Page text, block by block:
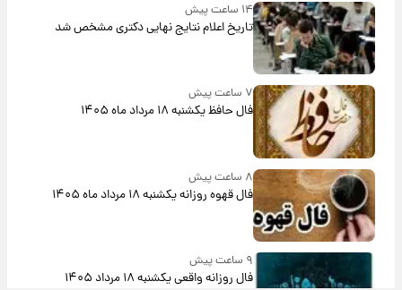
۱۴ ساعت پیش
تاریخ اعلام نتایج نهایی دکتری مشخص شد
۷ ساعت پیش
فال حافظ یکشنبه ۱۸ مرداد ماه ۱۴۰۵
۸ ساعت پیش
فال قهوه روزانه یکشنبه ۱۸ مرداد ماه ۱۴۰۵
۹ ساعت پیش
فال روزانه واقعی یکشنبه ۱۸ مرداد ۱۴۰۵